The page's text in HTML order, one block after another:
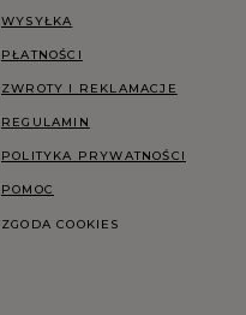
WYSYŁKA
PŁATNOŚCI
ZWROTY I REKLAMACJE
REGULAMIN
POLITYKA PRYWATNOŚCI
POMOC
ZGODA COOKIES